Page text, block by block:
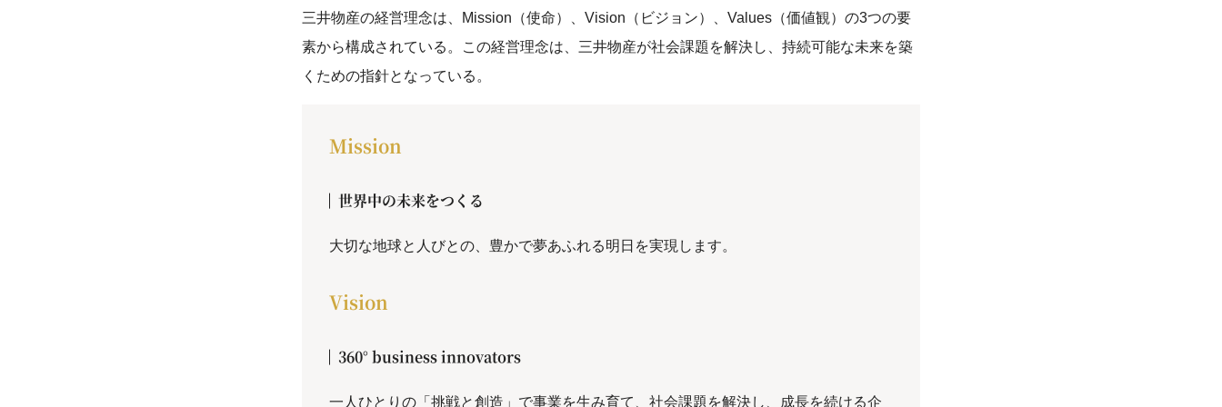
三井物産の経営理念は、Mission（使命）、Vision（ビジョン）、Values（価値観）の3つの要
素から構成されている。この経営理念は、三井物産が社会課題を解決し、持続可能な未来を築
くための指針となっている。
Mission
世界中の未来をつくる
大切な地球と人びとの、豊かで夢あふれる明日を実現します。
Vision
360° business innovators
一人ひとりの「挑戦と創造」で事業を生み育て、社会課題を解決し、成長を続ける企